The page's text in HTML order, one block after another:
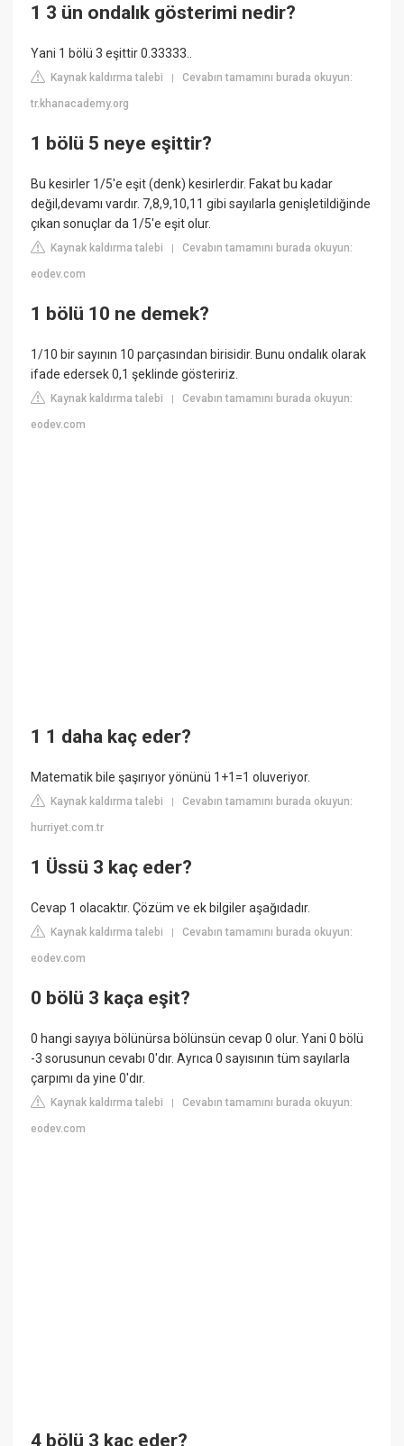
1 3 ün ondalık gösterimi nedir?
Yani 1 bölü 3 eşittir 0.33333..
Kaynak kaldırma talebi |Cevabın tamamını burada okuyun:
tr.khanacademy.org
1 bölü 5 neye eşittir?
Bu kesirler 1/5'e eşit (denk) kesirlerdir. Fakat bu kadar
değil,devamı vardır. 7,8,9,10,11 gibi sayılarla genişletildiğinde
çıkan sonuçlar da 1/5'e eşit olur.
Kaynak kaldırma talebi |Cevabın tamamını burada okuyun:
eodev.com
1 bölü 10 ne demek?
1/10 bir sayının 10 parçasından birisidir. Bunu ondalık olarak
ifade edersek 0,1 şeklinde gösteririz.
Kaynak kaldırma talebi |Cevabın tamamını burada okuyun:
eodev.com
1 1 daha kaç eder?
Matematik bile şaşırıyor yönünü 1+1=1 oluveriyor.
Kaynak kaldırma talebi |Cevabın tamamını burada okuyun:
hurriyet.com.tr
1 Üssü 3 kaç eder?
Cevap 1 olacaktır. Çözüm ve ek bilgiler aşağıdadır.
Kaynak kaldırma talebi |Cevabın tamamını burada okuyun:
eodev.com
0 bölü 3 kaça eşit?
0 hangi sayıya bölünürsa bölünsün cevap 0 olur. Yani 0 bölü
-3 sorusunun cevabı 0'dır. Ayrıca 0 sayısının tüm sayılarla
çarpımı da yine 0'dır.
Kaynak kaldırma talebi |Cevabın tamamını burada okuyun:
eodev.com
4 bölü 3 kaç eder?